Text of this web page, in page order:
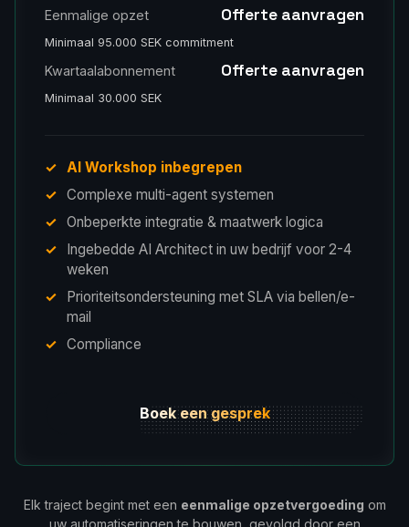
Eenmalige opzet Offerte aanvragen
Minimaal 95.000 SEK commitment
Kwartaalabonnement Offerte aanvragen
Minimaal 30.000 SEK
AI Workshop inbegrepen
Complexe multi-agent systemen
Onbeperkte integratie & maatwerk logica
Ingebedde AI Architect in uw bedrijf voor 2-4
weken
Prioriteitsondersteuning met SLA via bellen/e-
mail
Compliance
Boek een gesprek
Elk traject begint met een eenmalige opzetvergoeding om
uw automatiseringen te bouwen, gevolgd door een